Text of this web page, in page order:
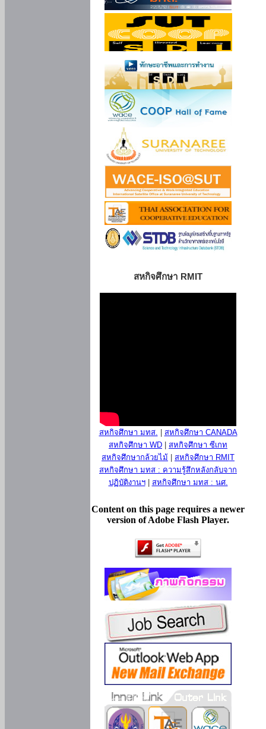
สหกิจศึกษา RMIT
สหกิจศึกษา มทส.
สหกิจศึกษา CANADA
สหกิจศึกษา WD
สหกิจศึกษา ซีเกท
สหกิจศึกษากล้วยไม้
สหกิจศึกษา RMIT
สหกิจศึกษา มทส : ความรู้สึกหลังกลับจาก
ปฏิบัติงานฯ| สหกิจศึกษา มทส : นศ.
Content on this page requires a newer
version of Adobe Flash Player.